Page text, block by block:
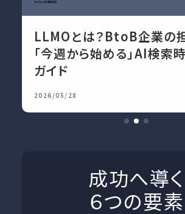
LLMOとは？BtoB企業の
「今週から始める」AI検索
ガイド
2026/05/28
成功へ導く
６つの要素